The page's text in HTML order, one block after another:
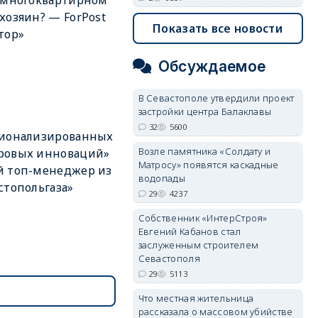
— ForPost
инноваций»
топ-менеджер из
Показать все новости
Обсуждаемое
В Севастополе утвердили проект
застройки центра Балаклавы
32 5600
Возле памятника «Солдату и
Матросу» появятся каскадные
водопады
29 4237
Собственник «ИнтерСтроя»
Евгений Кабанов стал
заслуженным строителем
Севастополя
29 5113
Что местная жительница
рассказала о массовом убийстве